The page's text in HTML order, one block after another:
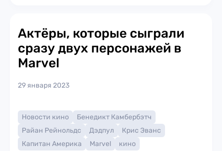
Актёры, которые сыграли
сразу двух персонажей в
Marvel
29 января 2023
Новости кино
Бенедикт Камбербэтч
Райан Рейнольдс
Дэдпул
Крис Эванс
Капитан Америка
Marvel
кино